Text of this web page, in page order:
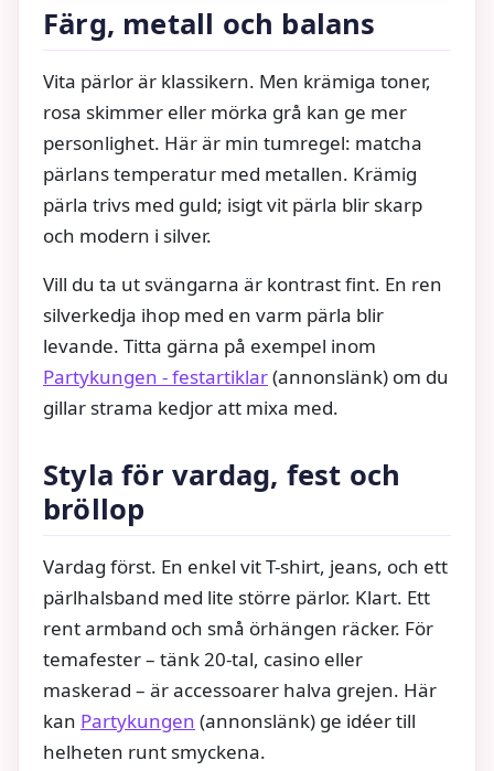
Färg, metall och balans
Vita pärlor är klassikern. Men krämiga toner,
rosa skimmer eller mörka grå kan ge mer
personlighet. Här är min tumregel: matcha
pärlans temperatur med metallen. Krämig
pärla trivs med guld; isigt vit pärla blir skarp
och modern i silver.
Vill du ta ut svängarna är kontrast fint. En ren
silverkedja ihop med en varm pärla blir
levande. Titta gärna på exempel inom
Partykungen - festartiklar(annonslänk) om du
gillar strama kedjor att mixa med.
Styla för vardag, fest och
bröllop
Vardag först. En enkel vit T-shirt, jeans, och ett
pärlhalsband med lite större pärlor. Klart. Ett
rent armband och små örhängen räcker. För
temafester – tänk 20-tal, casino eller
maskerad – är accessoarer halva grejen. Här
kan Partykungen (annonslänk) ge idéer till
helheten runt smyckena.